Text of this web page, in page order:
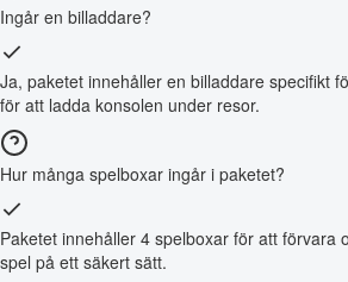
Ingår en billaddare?
Ja, paketet innehåller en billaddare specifikt
för att ladda konsolen under resor.
Hur många spelboxar ingår i paketet?
Paketet innehåller 4 spelboxar för att förvara
spel på ett säkert sätt.